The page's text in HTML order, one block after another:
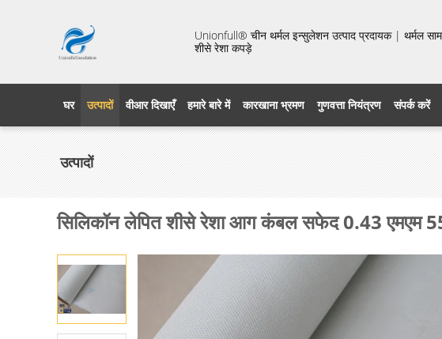
Unionfull® चीन थर्मल इन्सुलेशन उत्पाद प्रदायक | थर्मल
शीसे रेशा कपड़े
घर उत्पादों वीआर दिखाएँ हमारे बारे में कारखाना भ्रमण गुणवत्ता नियंत्रण संपर्क करें
उत्पादों
सिलिकॉन लेपित शीसे रेशा आग कंबल सफेद 0.43 एमएम